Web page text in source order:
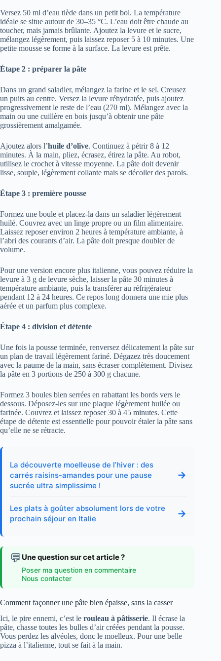
Versez 50 ml d’eau tiède dans un petit bol. La température
idéale se situe autour de 30–35 °C. L’eau doit être chaude au
toucher, mais jamais brûlante. Ajoutez la levure et le sucre,
mélangez légèrement, puis laissez reposer 5 à 10 minutes. Une
petite mousse se forme à la surface. La levure est prête.
Étape 2 : préparer la pâte
Dans un grand saladier, mélangez la farine et le sel. Creusez
un puits au centre. Versez la levure réhydratée, puis ajoutez
progressivement le reste de l’eau (270 ml). Mélangez avec la
main ou une cuillère en bois jusqu’à obtenir une pâte
grossièrement amalgamée.
Ajoutez alors l’huile d’olive. Continuez à pétrir 8 à 12
minutes. À la main, pliez, écrasez, étirez la pâte. Au robot,
utilisez le crochet à vitesse moyenne. La pâte doit devenir
lisse, souple, légèrement collante mais se décoller des parois.
Étape 3 : première pousse
Formez une boule et placez-la dans un saladier légèrement
huilé. Couvrez avec un linge propre ou un film alimentaire.
Laissez reposer environ 2 heures à température ambiante, à
l’abri des courants d’air. La pâte doit presque doubler de
volume.
Pour une version encore plus italienne, vous pouvez réduire la
levure à 3 g de levure sèche, laisser la pâte 30 minutes à
température ambiante, puis la transférer au réfrigérateur
pendant 12 à 24 heures. Ce repos long donnera une mie plus
aérée et un parfum plus complexe.
Étape 4 : division et détente
Une fois la pousse terminée, renversez délicatement la pâte sur
un plan de travail légèrement fariné. Dégazez très doucement
avec la paume de la main, sans écraser complètement. Divisez
la pâte en 3 portions de 250 à 300 g chacune.
Formez 3 boules bien serrées en rabattant les bords vers le
dessous. Déposez-les sur une plaque légèrement huilée ou
farinée. Couvrez et laissez reposer 30 à 45 minutes. Cette
étape de détente est essentielle pour pouvoir étaler la pâte sans
qu’elle ne se rétracte.
La découverte moelleuse de l’hiver : des
carrés raisins-amandes pour une pause
sucrée ultra simplissime !
→
Les plats à goûter absolument lors de votre
prochain séjour en Italie
→
💬 Une question sur cet article ?
Poser ma question en commentaire
Nous contacter
Comment façonner une pâte bien épaisse, sans la casser
Ici, le pire ennemi, c’est le rouleau à pâtisserie. Il écrase la
pâte, chasse toutes les bulles d’air créées pendant la pousse.
Vous perdez les alvéoles, donc le moelleux. Pour une belle
pizza à l’italienne, tout se fait à la main.